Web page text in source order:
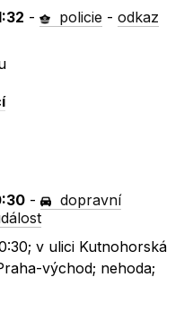
- policie -odkaz
-
dopravní
v ulici Kutnohorská
východ; nehoda;